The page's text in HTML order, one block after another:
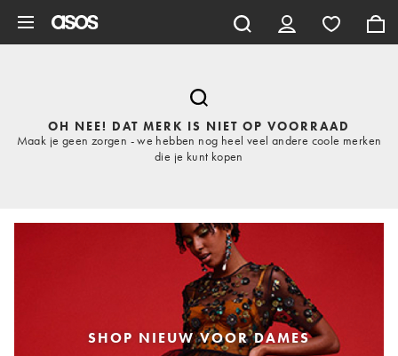
OH NEE! DAT MERK IS NIET OP VOORRAAD
Maak je geen zorgen - we hebben nog heel veel andere coole merken
die je kunt kopen
SHOP NIEUW VOOR DAMES